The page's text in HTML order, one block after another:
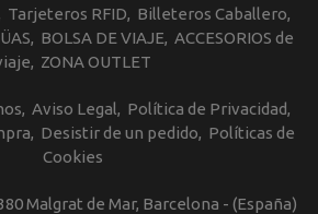
Tarjeteros RFID
Billeteros Caballero
BOLSA DE VIAJE ACCESORIOS de
ZONA OUTLET
Aviso Legal
Política de Privacidad
Desistir de un pedido
Políticas de
Cookies
Malgrat de Mar, Barcelona - (España)